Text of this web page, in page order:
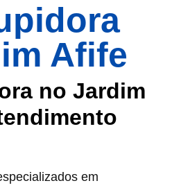
Afife
no Jardim
em